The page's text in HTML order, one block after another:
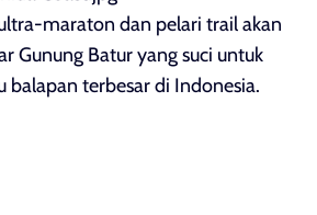
maraton dan pelari trail akan
Gunung Batur yang suci untuk
balapan terbesar di Indonesia.